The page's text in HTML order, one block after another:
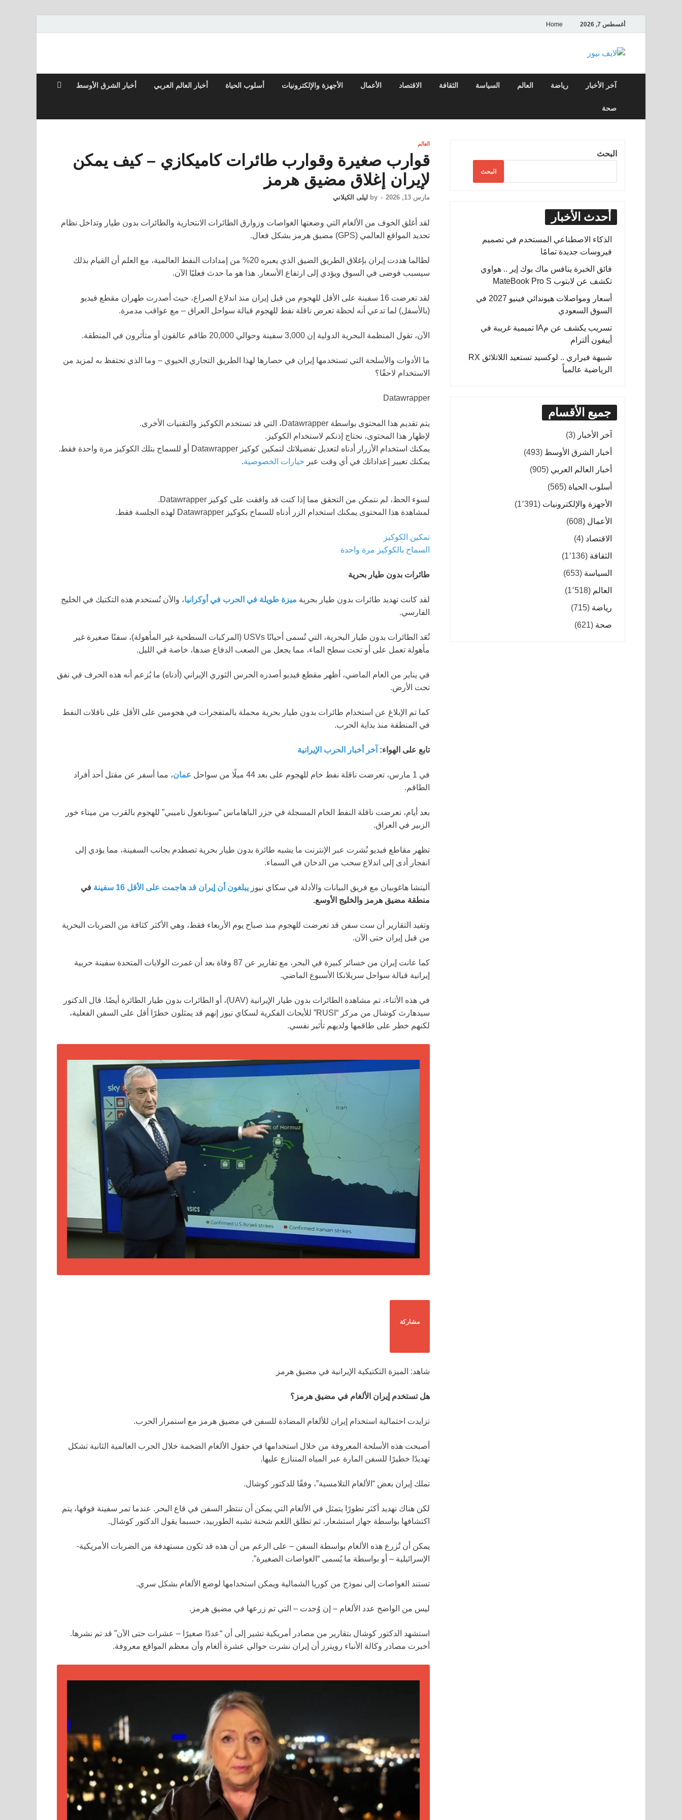
أغسطس 7, 2026 Home
لايف نيوز
آخر الأخبار رياضة العالم السياسة الثقافة الاقتصاد الأعمال الأجهزة والإلكترونيات أسلوب الحياة أخبار العالم العربي أخبار الشرق الأوسط
صحة
العالم
قوارب صغيرة وقوارب طائرات كاميكازي – كيف يمكن
لإيران إغلاق مضيق هرمز
مارس 13, 2026 -
by ليلى الكيلاني
لقد أغلق الخوف من الألغام التي وضعتها الغواصات وزوارق الطائرات الانتحارية والطائرات بدون طيار وتداخل نظام
تحديد المواقع العالمي (GPS) مضيق هرمز بشكل فعال.
لطالما هددت إيران بإغلاق الطريق الضيق الذي يعبره 20% من إمدادات النفط العالمية، مع العلم أن القيام بذلك
سيسبب فوضى في السوق ويؤدي إلى ارتفاع الأسعار. هذا هو ما حدث فعليًا الآن.
لقد تعرضت 16 سفينة على الأقل للهجوم من قبل إيران منذ اندلاع الصراع، حيث أصدرت طهران مقطع فيديو
(بالأسفل) لما تدعي أنه لحظة تعرض ناقلة نفط للهجوم قبالة سواحل العراق – مع عواقب مدمرة.
الآن، تقول المنظمة البحرية الدولية إن 3,000 سفينة وحوالي 20,000 طاقم عالقون أو متأثرون في المنطقة.
ما الأدوات والأسلحة التي تستخدمها إيران في حصارها لهذا الطريق التجاري الحيوي – وما الذي تحتفظ به لمزيد من
الاستخدام لاحقًا؟
Datawrapper
يتم تقديم هذا المحتوى بواسطة Datawrapper، التي قد تستخدم الكوكيز والتقنيات الأخرى.
لإظهار هذا المحتوى، نحتاج إذنكم لاستخدام الكوكيز.
يمكنك استخدام الأزرار أدناه لتعديل تفضيلاتك لتمكين كوكيز Datawrapper
أو للسماح بتلك الكوكيز مرة واحدة فقط.
يمكنك تغيير إعداداتك في أي وقت عبر خيارات الخصوصية.
لسوء الحظ، لم نتمكن من التحقق مما إذا كنت قد وافقت على كوكيز Datawrapper
.
لمشاهدة هذا المحتوى يمكنك استخدام الزر أدناه للسماح بكوكيز Datawrapper لهذه الجلسة فقط.
تمكين الكوكيز
السماح بالكوكيز مرة واحدة
طائرات بدون طيار بحرية
لقد كانت تهديد طائرات بدون طيار بحرية ميزة طويلة في الحرب في أوكرانيا، والآن تُستخدم هذه التكتيك في الخليج
الفارسي.
تُعَد الطائرات بدون طيار البحرية، التي تُسمى أحيانًا USVs (المركبات السطحية غير المأهولة)، سفنًا صغيرة غير
مأهولة تعمل على أو تحت سطح الماء، مما يجعل من الصعب الدفاع ضدها، خاصة في الليل.
في يناير من العام الماضي، أظهر مقطع فيديو أصدره الحرس الثوري الإيراني (أدناه) ما يُزعم أنه هذه الحرف في نفق
تحت الأرض.
كما تم الإبلاغ عن استخدام طائرات بدون طيار بحرية محملة بالمتفجرات في هجومين على الأقل على ناقلات النفط
في المنطقة منذ بداية الحرب.
تابع على الهواء: آخر أخبار الحرب الإيرانية
في 1 مارس، تعرضت ناقلة نفط خام للهجوم على بعد 44 ميلًا من سواحل عمان، مما أسفر عن مقتل أحد أفراد
الطاقم.
بعد أيام، تعرضت ناقلة النفط الخام المسجلة في جزر الباهاماس “سونانغول ناميبي” للهجوم بالقرب من ميناء خور
الزبير في العراق.
تظهر مقاطع فيديو نُشرت عبر الإنترنت ما يشبه طائرة بدون طيار بحرية تصطدم بجانب السفينة، مما يؤدي إلى
انفجار أدى إلى اندلاع سحب من الدخان في السماء.
أليتشا هاغوبيان مع فريق البيانات والأدلة في سكاي نيوز يبلغون أن إيران قد هاجمت على الأقل 16 سفينة
في
منطقة مضيق هرمز والخليج الأوسع.
وتفيد التقارير أن ست سفن قد تعرضت للهجوم منذ صباح يوم الأربعاء فقط، وهي الأكثر كثافة من الضربات البحرية
من قبل إيران حتى الآن.
كما عانت إيران من خسائر كبيرة في البحر، مع تقارير عن 87 وفاة بعد أن غمرت الولايات المتحدة سفينة حربية
إيرانية قبالة سواحل سريلانكا الأسبوع الماضي.
في هذه الأثناء، تم مشاهدة الطائرات بدون طيار الإيرانية (UAV)، أو الطائرات بدون طيار الطائرة أيضًا. قال الدكتور
سيدهارث كوشال من مركز “RUSI” للأبحاث الفكرية لسكاي نيوز إنهم قد يمثلون خطرًا أقل على السفن الفعلية،
لكنهم خطر على طاقمها ولديهم تأثير نفسي.
مشاركة
شاهد: الميزة التكتيكية الإيرانية في مضيق هرمز
هل تستخدم إيران الألغام في مضيق هرمز؟
تزايدت احتمالية استخدام إيران للألغام المضادة للسفن في مضيق هرمز مع استمرار الحرب.
أصبحت هذه الأسلحة المعروفة من خلال استخدامها في حقول الألغام الضخمة خلال الحرب العالمية الثانية تشكل
تهديدًا خطيرًا للسفن المارة عبر المياه المتنازع عليها.
تملك إيران بعض “الألغام التلامسية”، وفقًا للدكتور كوشال.
لكن هناك تهديد أكثر تطورًا يتمثل في الألغام التي يمكن أن تنتظر السفن في قاع البحر. عندما تمر سفينة فوقها، يتم
اكتشافها بواسطة جهاز استشعار، ثم تطلق اللغم شحنة تشبه الطوربيد، حسبما يقول الدكتور كوشال.
يمكن أن تُزرع هذه الألغام بواسطة السفن – على الرغم من أن هذه قد تكون مستهدفة من الضربات الأمريكية-
الإسرائيلية – أو بواسطة ما يُسمى “الغواصات الصغيرة”.
تستند الغواصات إلى نموذج من كوريا الشمالية ويمكن استخدامها لوضع الألغام بشكل سري.
ليس من الواضح عدد الألغام – إن وُجدت – التي تم زرعها في مضيق هرمز.
استشهد الدكتور كوشال بتقارير من مصادر أمريكية تشير إلى أن “عددًا صغيرًا – عشرات حتى الآن” قد تم نشرها.
أخبرت مصادر وكالة الأنباء رويترز أن إيران نشرت حوالي عشرة ألغام وأن معظم المواقع معروفة.
البحث
البحث
أحدث الأخبار
الذكاء الاصطناعي المستخدم في تصميم
فيروسات جديدة تمامًا
فائق الخبرة ينافس ماك بوك إير .. هواوي
تكشف عن لابتوب MateBook Pro S
أسعار ومواصلات هيوندائي فينيو 2027 في
السوق السعودي
تسريب يكشف عن مIA تميمية غريبة في
أييفون ألترام
شبيهة فيراري .. لوكسيد تستعيد اللاتلائق RX
الرياضية عالمياً
جميع الأقسام
آخر الأخبار (3)
أخبار الشرق الأوسط (493)
أخبار العالم العربي (905)
أسلوب الحياة (565)
الأجهزة والإلكترونيات (1٬391)
الأعمال (608)
الاقتصاد (4)
الثقافة (1٬136)
السياسة (653)
العالم (1٬518)
رياضة (715)
صحة (621)